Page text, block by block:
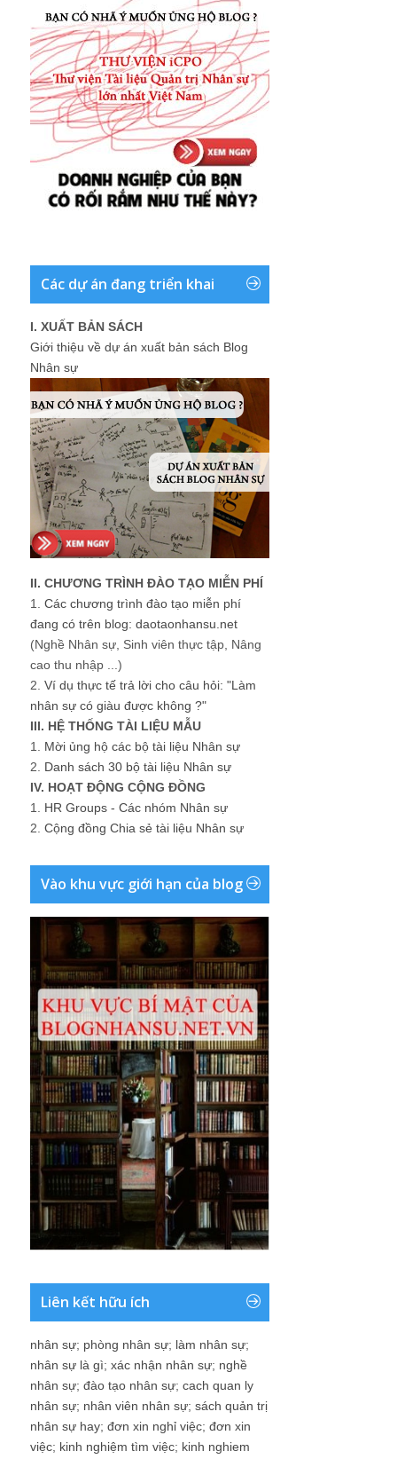
Các dự án đang triển khai
I. XUẤT BẢN SÁCH
Giới thiệu về dự án xuất bản sách Blog
Nhân sự
II. CHƯƠNG TRÌNH ĐÀO TẠO MIỄN PHÍ
1. Các chương trình đào tạo miễn phí
đang có trên blog: daotaonhansu.net
(Nghề Nhân sự, Sinh viên thực tập, Nâng
cao thu nhập ...)
2. Ví dụ thực tế trả lời cho câu hỏi: "Làm
nhân sự có giàu được không ?"
III. HỆ THỐNG TÀI LIỆU MẪU
1. Mời ủng hộ các bộ tài liệu Nhân sự
2. Danh sách 30 bộ tài liệu Nhân sự
IV. HOẠT ĐỘNG CỘNG ĐỒNG
1. HR Groups - Các nhóm Nhân sự
2. Cộng đồng Chia sẻ tài liệu Nhân sự
Vào khu vực giới hạn của blog
Liên kết hữu ích
nhân sự; phòng nhân sự; làm nhân sự;
nhân sự là gì; xác nhận nhân sự; nghề
nhân sự; đào tạo nhân sự; cach quan ly
nhân sự; nhân viên nhân sự; sách quản trị
nhân sự hay; đơn xin nghỉ việc; đơn xin
việc; kinh nghiệm tìm việc; kinh nghiem